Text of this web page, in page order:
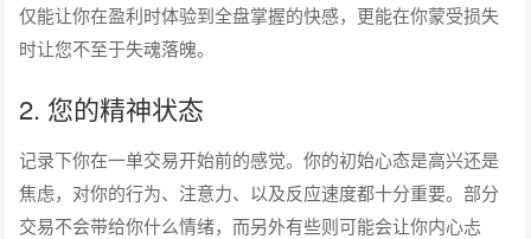
仅能让你在盈利时体验到全盘掌握的快感，更能在你蒙受损失
时让您不至于失魂落魄。
2. 您的精神状态
记录下你在一单交易开始前的感觉。你的初始心态是高兴还是
焦虑，对你的行为、注意力、以及反应速度都十分重要。部分
交易不会带给你什么情绪，而另外有些则可能会让你内心忐